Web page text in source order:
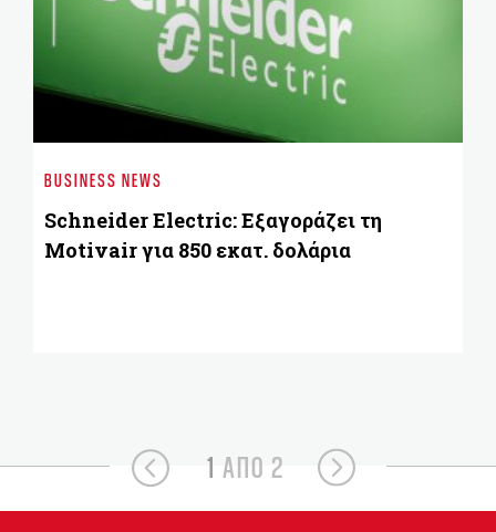
BUSINESS NEWS
Schneider Electric: Εξαγοράζει τη
Motivair για 850 εκατ. δολάρια
1 ΑΠΟ 2